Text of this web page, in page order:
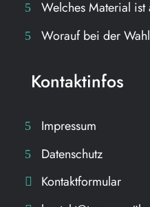
Welches Material ist
Worauf bei der
Kontaktinfos
Impressum
Datenschutz
Kontaktformular